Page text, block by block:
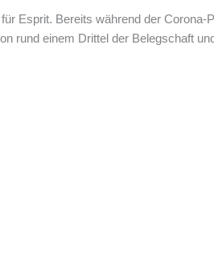
Esprit. Bereits während der
rund einem Drittel der Belegschaft